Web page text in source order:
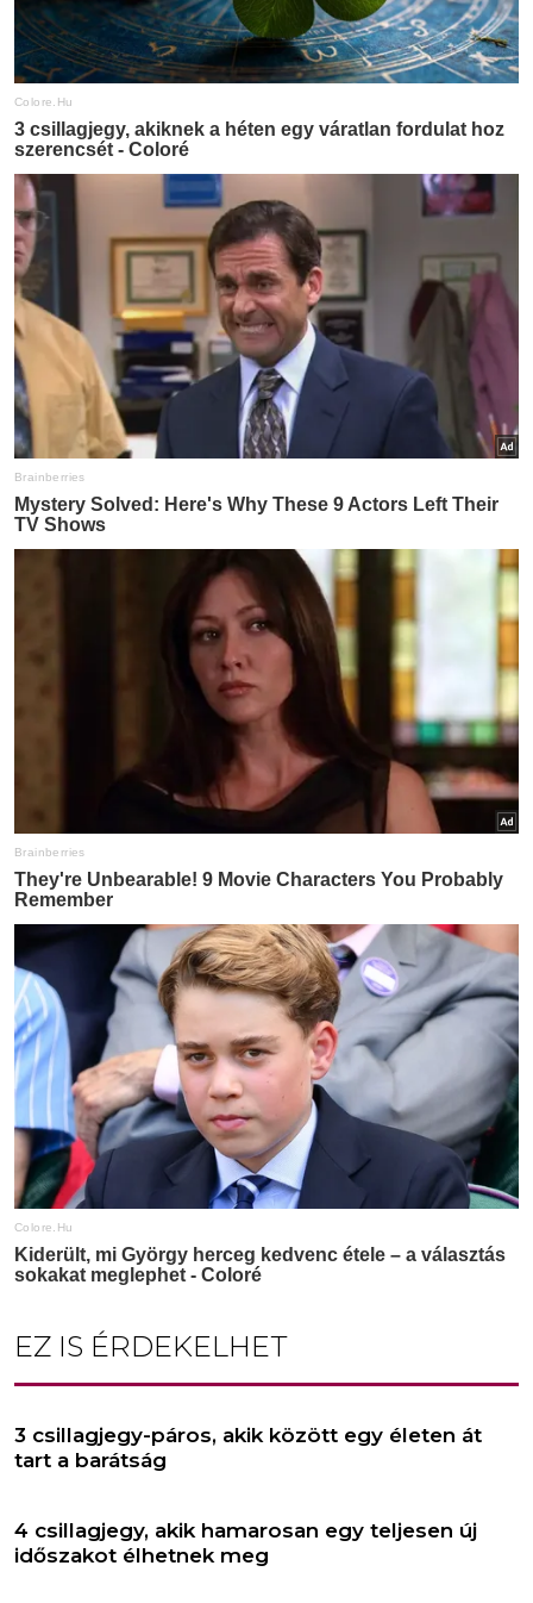
EZ IS ÉRDEKELHET
3 csillagjegy-páros, akik között egy életen át
tart a barátság
4 csillagjegy, akik hamarosan egy teljesen új
időszakot élhetnek meg